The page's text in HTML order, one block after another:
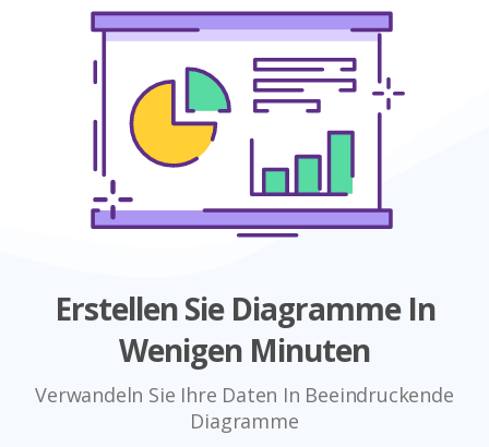
Erstellen Sie Diagramme In
Wenigen Minuten
Verwandeln Sie Ihre Daten In Beeindruckende
Diagramme